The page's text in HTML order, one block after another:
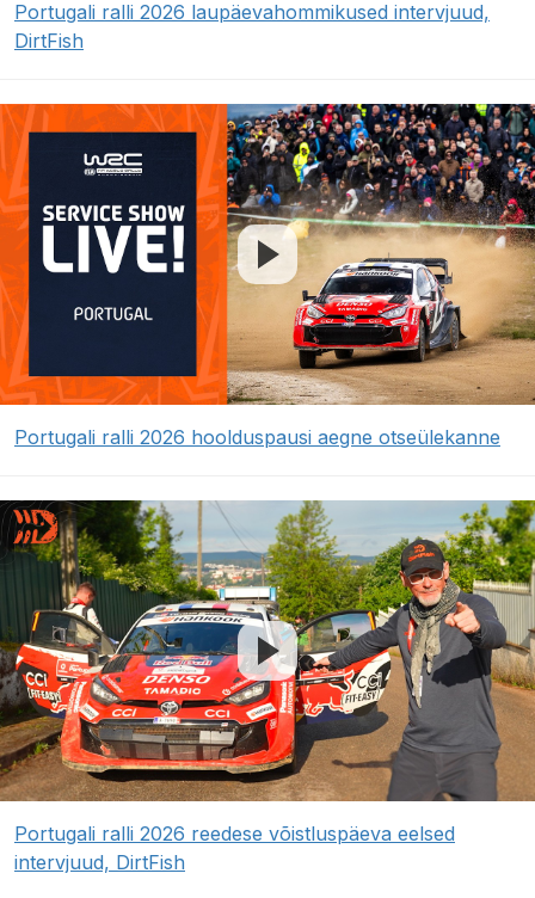
Portugali ralli 2026 laupäevahommikused intervjuud,
DirtFish
Portugali ralli 2026 hoolduspausi aegne otseülekanne
Portugali ralli 2026 reedese võistluspäeva eelsed
intervjuud, DirtFish